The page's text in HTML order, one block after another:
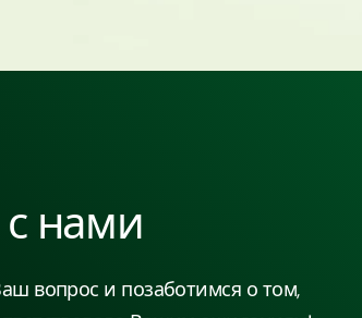
нами
вопрос и позаботимся о том,